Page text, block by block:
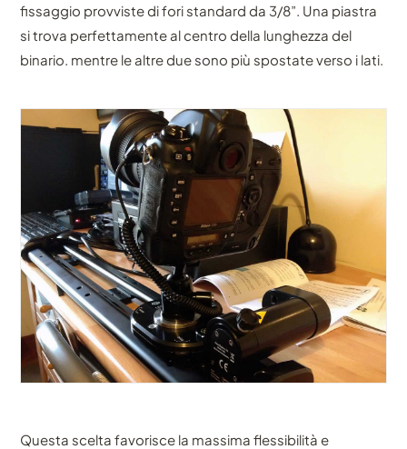
fissaggio provviste di fori standard da 3/8”. Una piastra
si trova perfettamente al centro della lunghezza del
binario. mentre le altre due sono più spostate verso i lati.
Questa scelta favorisce la massima flessibilità e